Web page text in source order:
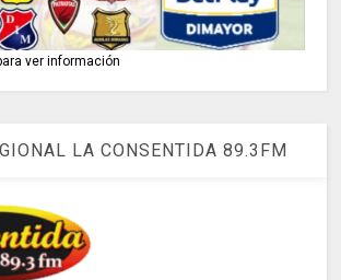
ver información
LA CONSENTIDA 89.3FM